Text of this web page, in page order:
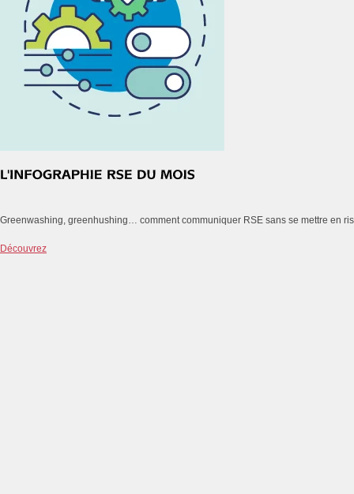
Greenwashing, greenhushing… comment communiquer RSE sans se mettre en
Découvrez